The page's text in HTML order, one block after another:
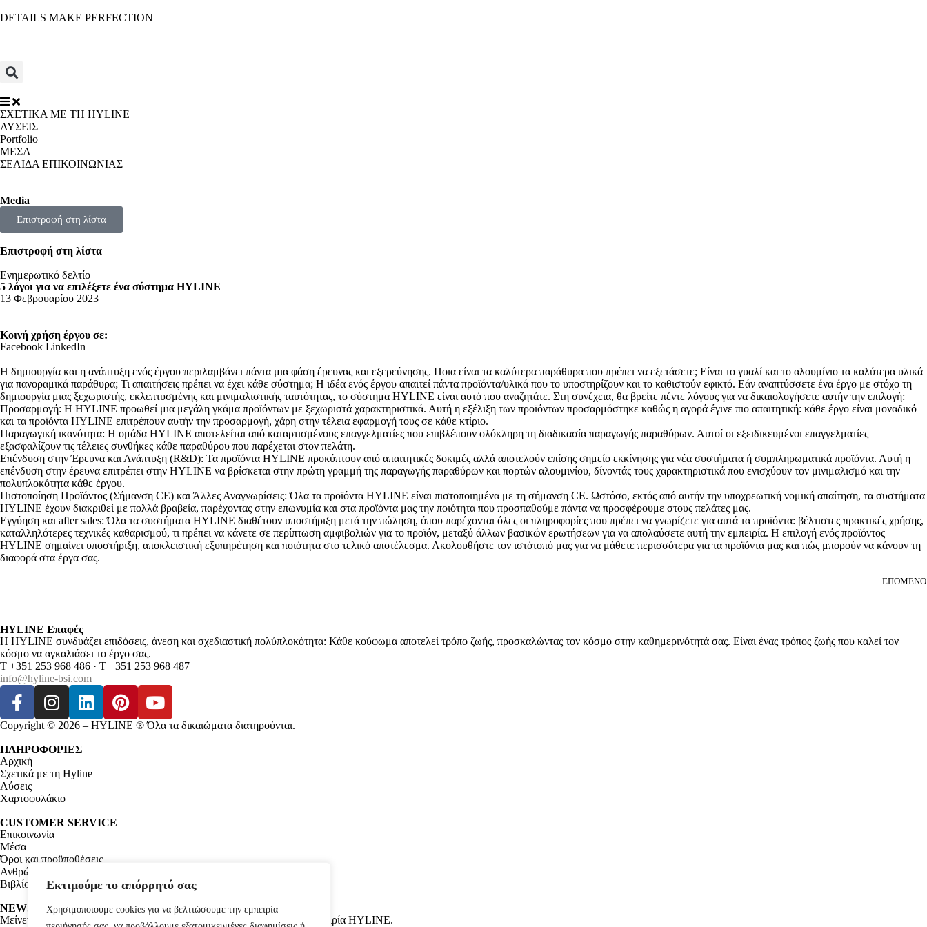
Εκτιμούμε το απόρρητό σας
Χρησιμοποιούμε cookies για να βελτιώσουμε την εμπειρία
Μ
ε
α
η
σ
τ
ο
π
ε
ε
ό
μ
ε
ο
DETAILS MAKE PERFECTION
ΣΧΕΤΙΚΑ ΜΕ ΤΗ HYLINE
ΛΥΣΕΙΣ
Portfolio
ΜΕΣΑ
ΣΕΛΙΔΑ ΕΠΙΚΟΙΝΩΝΙΑΣ
Media
Επιστροφή στη λίστα
Επιστροφή στη λίστα
Ενημερωτικό δελτίο
5 λόγοι για να επιλέξετε ένα σύστημα HYLINE
13 Φεβρουαρίου 2023
Κοινή χρήση έργου σε:
Facebook LinkedIn
Η δημιουργία και η ανάπτυξη ενός έργου περιλαμβάνει πάντα μια φάση έρευνας και εξερεύνησης. Ποια είναι τα καλύτερα παράθυρα που πρέπει να εξετάσετε; Είναι το γυαλί και το αλουμίνιο τα καλύτερα υλικά
για πανοραμικά παράθυρα; Τι απαιτήσεις πρέπει να έχει κάθε σύστημα; Η ιδέα ενός έργου απαιτεί πάντα προϊόντα/υλικά που το υποστηρίζουν και το καθιστούν εφικτό. Εάν αναπτύσσετε ένα έργο με στόχο τη
δημιουργία μιας ξεχωριστής, εκλεπτυσμένης και μινιμαλιστικής ταυτότητας, το σύστημα HYLINE είναι αυτό που αναζητάτε. Στη συνέχεια, θα βρείτε πέντε λόγους για να δικαιολογήσετε αυτήν την επιλογή:
Προσαρμογή: Η HYLINE προωθεί μια μεγάλη γκάμα προϊόντων με ξεχωριστά χαρακτηριστικά. Αυτή η εξέλιξη των προϊόντων προσαρμόστηκε καθώς η αγορά έγινε πιο απαιτητική: κάθε έργο είναι μοναδικό
και τα προϊόντα HYLINE επιτρέπουν αυτήν την προσαρμογή, χάρη στην τέλεια εφαρμογή τους σε κάθε κτίριο.
Παραγωγική ικανότητα: Η ομάδα HYLINE αποτελείται από καταρτισμένους επαγγελματίες που επιβλέπουν ολόκληρη τη διαδικασία παραγωγής παραθύρων. Αυτοί οι εξειδικευμένοι επαγγελματίες
εξασφαλίζουν τις τέλειες συνθήκες κάθε παραθύρου που παρέχεται στον πελάτη.
Επένδυση στην Έρευνα και Ανάπτυξη (R&D): Τα προϊόντα HYLINE προκύπτουν από απαιτητικές δοκιμές αλλά αποτελούν επίσης σημείο εκκίνησης για νέα συστήματα ή συμπληρωματικά προϊόντα. Αυτή η
επένδυση στην έρευνα επιτρέπει στην HYLINE να βρίσκεται στην πρώτη γραμμή της παραγωγής παραθύρων και πορτών αλουμινίου, δίνοντάς τους χαρακτηριστικά που ενισχύουν τον μινιμαλισμό και την
πολυπλοκότητα κάθε έργου.
Πιστοποίηση Προϊόντος (Σήμανση CE) και Άλλες Αναγνωρίσεις: Όλα τα προϊόντα HYLINE είναι πιστοποιημένα με τη σήμανση CE. Ωστόσο, εκτός από αυτήν την υποχρεωτική νομική απαίτηση, τα συστήματα
HYLINE έχουν διακριθεί με πολλά βραβεία, παρέχοντας στην επωνυμία και στα προϊόντα μας την ποιότητα που προσπαθούμε πάντα να προσφέρουμε στους πελάτες μας.
Εγγύηση και after sales: Όλα τα συστήματα HYLINE διαθέτουν υποστήριξη μετά την πώληση, όπου παρέχονται όλες οι πληροφορίες που πρέπει να γνωρίζετε για αυτά τα προϊόντα: βέλτιστες πρακτικές χρήσης,
καταλληλότερες τεχνικές καθαρισμού, τι πρέπει να κάνετε σε περίπτωση αμφιβολιών για το προϊόν, μεταξύ άλλων βασικών ερωτήσεων για να απολαύσετε αυτή την εμπειρία. Η επιλογή ενός προϊόντος
HYLINE σημαίνει υποστήριξη, αποκλειστική εξυπηρέτηση και ποιότητα στο τελικό αποτέλεσμα. Ακολουθήστε τον ιστότοπό μας για να μάθετε περισσότερα για τα προϊόντα μας και πώς μπορούν να κάνουν τη
διαφορά στα έργα σας.
ΕΠΌΜΕΝΟ
HYLINE Επαφές
H HYLINE συνδυάζει επιδόσεις, άνεση και σχεδιαστική πολύπλοκότητα: Κάθε κούφωμα αποτελεί τρόπο ζωής, προσκαλώντας τον κόσμο στην καθημερινότητά σας. Είναι ένας τρόπος ζωής που καλεί τον
κόσμο να αγκαλιάσει το έργο σας.
T +351 253 968 486 · T +351 253 968 487
info@hyline-bsi.com
Copyright © 2026 – HYLINE ® Όλα τα δικαιώματα διατηρούνται.
ΠΛΗΡΟΦΟΡΙΕΣ
Αρχική
Σχετικά με τη Hyline
Λύσεις
Χαρτοφυλάκιο
CUSTOMER SERVICE
Επικοινωνία
Μέσα
Όροι και προϋποθέσεις
Ανθρώπινο Δυναμικό
Βιβλίο Παραπόνων
NEWSLETTER
Μείνετε ενημερωμένοι με τις δραστηριότητές μας και απολάυστε την εμπειρία HYLINE.